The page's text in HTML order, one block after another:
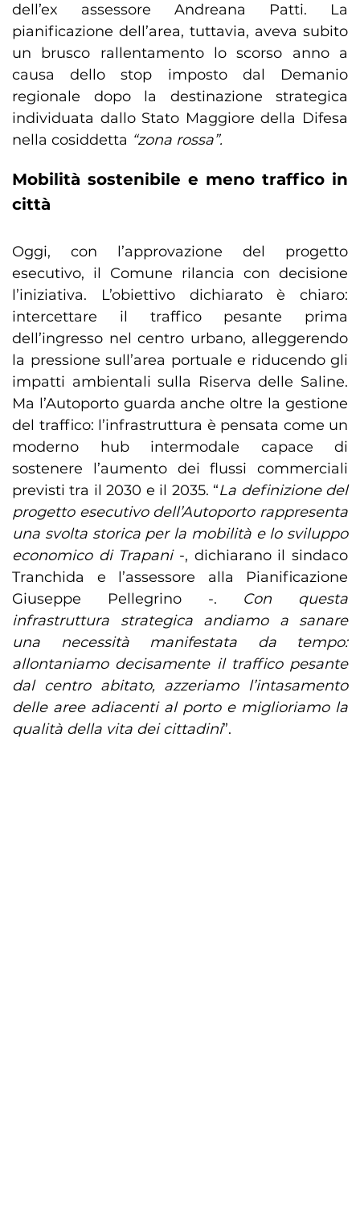
dell’ex assessore Andreana Patti. La
pianificazione dell’area, tuttavia, aveva subito
un brusco rallentamento lo scorso anno a
causa dello stop imposto dal Demanio
regionale dopo la destinazione strategica
individuata dallo Stato Maggiore della Difesa
nella cosiddetta “zona rossa”.
Mobilità sostenibile e meno traffico in
città
Oggi, con l’approvazione del progetto
esecutivo, il Comune rilancia con decisione
l’iniziativa. L’obiettivo dichiarato è chiaro:
intercettare il traffico pesante prima
dell’ingresso nel centro urbano, alleggerendo
la pressione sull’area portuale e riducendo gli
impatti ambientali sulla Riserva delle Saline.
Ma l’Autoporto guarda anche oltre la gestione
del traffico: l’infrastruttura è pensata come un
moderno hub intermodale capace di
sostenere l’aumento dei flussi commerciali
previsti tra il 2030 e il 2035. “La definizione del
progetto esecutivo dell’Autoporto rappresenta
una svolta storica per la mobilità e lo sviluppo
economico di Trapani-, dichiarano il sindaco
Tranchida e l’assessore alla Pianificazione
Giuseppe Pellegrino -. Con questa
infrastruttura strategica andiamo a sanare
una necessità manifestata da tempo:
allontaniamo decisamente il traffico pesante
dal centro abitato, azzeriamo l’intasamento
delle aree adiacenti al porto e miglioriamo la
qualità della vita dei cittadini”.